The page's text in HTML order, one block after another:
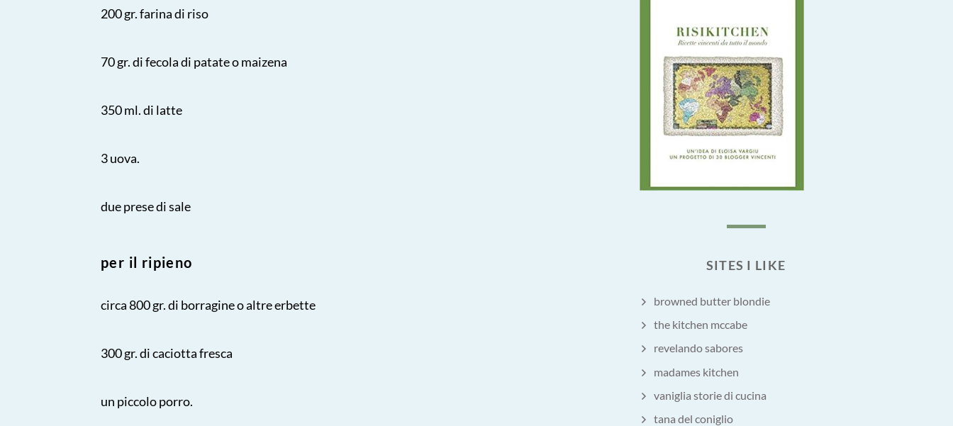
200 gr. farina di riso
70 gr. di fecola di patate o maizena
350 ml. di latte
3 uova.
due prese di sale
per il ripieno
circa 800 gr. di borragine o altre erbette
300 gr. di caciotta fresca
un piccolo porro.
SITES I LIKE
browned butter blondie
the kitchen mccabe
revelando sabores
madames kitchen
vaniglia storie di cucina
tana del coniglio